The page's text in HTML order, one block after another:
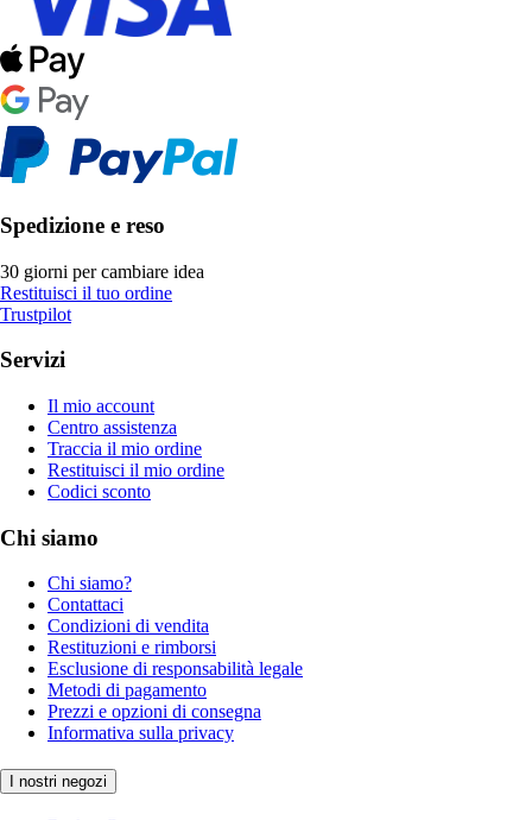
Spedizione e reso
30 giorni per cambiare idea
Restituisci il tuo ordine
Trustpilot
Servizi
Il mio account
Centro assistenza
Traccia il mio ordine
Restituisci il mio ordine
Codici sconto
Chi siamo
Chi siamo?
Contattaci
Condizioni di vendita
Restituzioni e rimborsi
Esclusione di responsabilità legale
Metodi di pagamento
Prezzi e opzioni di consegna
Informativa sulla privacy
I nostri negozi